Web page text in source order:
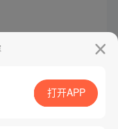
打开APP